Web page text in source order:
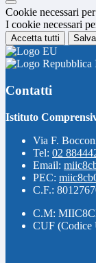
Cookie necessari
I cookie necessari
Accetta tutti
Contatti
Istituto
Via F.
Tel: 02
Email:
PEC:
C.F.:
C.M:
CUF